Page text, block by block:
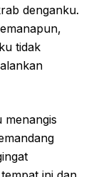
denganku.
tidak
menangis